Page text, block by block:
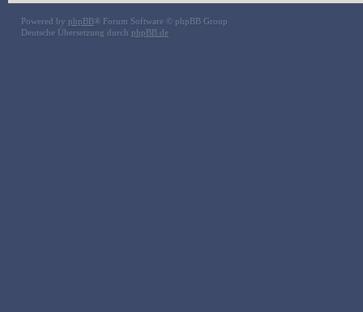
Powered by phpBB® Forum Software © phpBB Group
Deutsche Übersetzung durch phpBB.de